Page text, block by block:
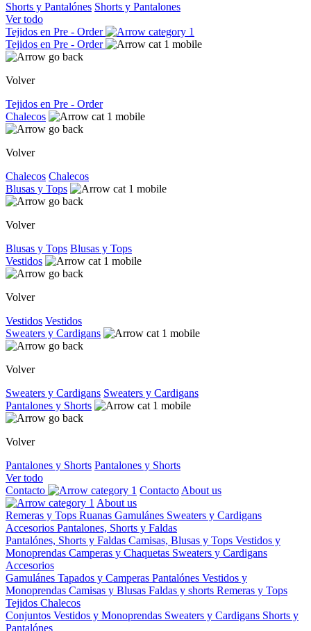
Shorts y Pantalónes Shorts y Pantalones
Ver todo
Tejidos en Pre - Order
Tejidos en Pre - Order
Volver
Tejidos en Pre - Order
Chalecos
Volver
Chalecos Chalecos
Blusas y Tops
Volver
Blusas y Tops Blusas y Tops
Vestidos
Volver
Vestidos Vestidos
Sweaters y Cardigans
Volver
Sweaters y Cardigans Sweaters y Cardigans
Pantalones y Shorts
Volver
Pantalones y Shorts Pantalones y Shorts
Ver todo
Contacto
Contacto About us
About us
Remeras y Tops Ruanas Gamulánes Sweaters y Cardigans
Accesorios Pantalones, Shorts y Faldas
Pantalónes, Shorts y Faldas Camisas, Blusas y Tops Vestidos y
Monoprendas Camperas y Chaquetas Sweaters y Cardigans
Accesorios
Gamulánes Tapados y Camperas Pantalónes Vestidos y
Monoprendas Camisas y Blusas Faldas y shorts Remeras y Tops
Tejidos Chalecos
Conjuntos Vestidos y Monoprendas Sweaters y Cardigans Shorts y
Pantalónes